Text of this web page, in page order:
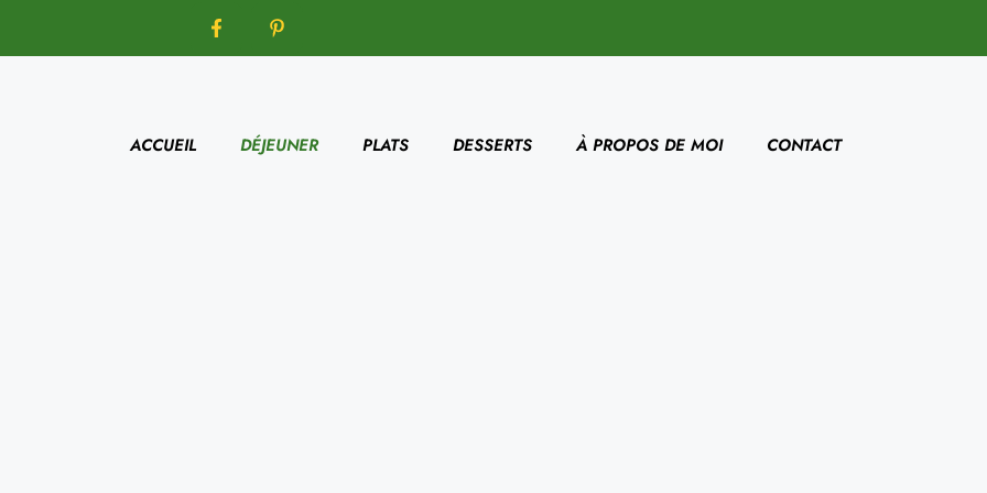
ACCUEIL DÉJEUNER PLATS DESSERTS À PROPOS DE MOI CONTACT